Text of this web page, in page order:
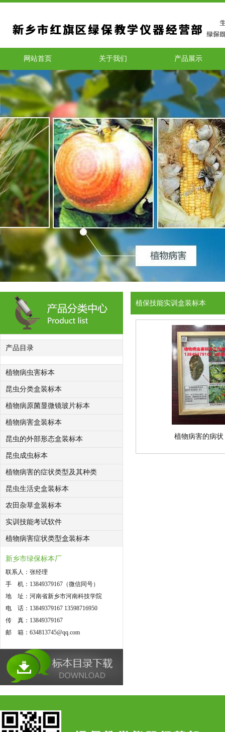
网站首页 关于我们 产品展示
产品目录
植物病虫害标本
昆虫分类盒装标本
植物病原菌显微镜玻片标本
植物病害盒装标本
昆虫的外部形态盒装标本
昆虫成虫标本
植物病害的症状类型及其种类
昆虫生活史盒装标本
农田杂草盒装标本
实训技能考试软件
植物病害症状类型盒装标本
新乡市绿保标本厂
联系人：张经理
手 机：13849379167（微信同号）
地 址：河南省新乡市河南科技学院
电 话：13849379167 13598716950
传 真：13849379167
邮 箱：634813745@qq.com
植保技能实训盒装标本
植物病害的病状